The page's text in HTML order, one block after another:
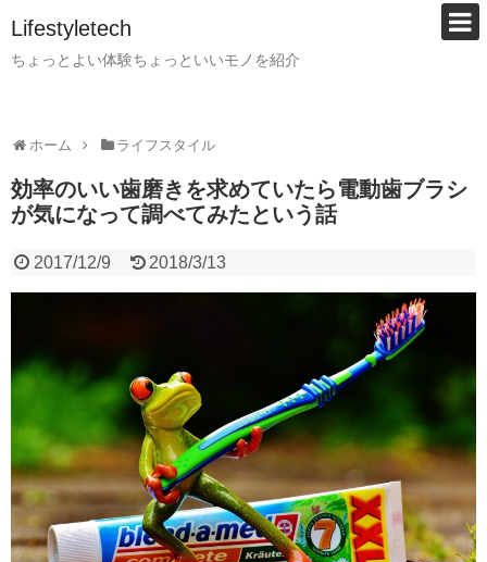
Lifestyletech
ちょっとよい体験ちょっといいモノを紹介
ホーム ライフスタイル
効率のいい歯磨きを求めていたら電動歯ブラシ
が気になって調べてみたという話
2017/12/9 2018/3/13